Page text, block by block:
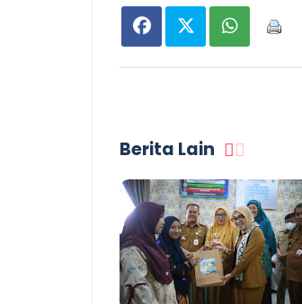
Berita Lain